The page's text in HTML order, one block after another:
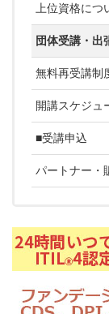
上位資格につ
団体受講・出
無料再受講制
開講スケジュ
■受講申込
パートナー・